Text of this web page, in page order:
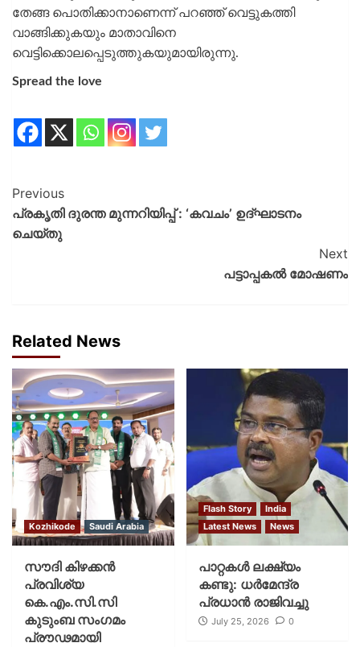
തേങ്ങ പൊതിക്കാനാണെന്ന് പറഞ്ഞ് വെട്ടുകത്തി
വാങ്ങിക്കുകയും മാതാവിനെ
വെട്ടിക്കൊലപ്പെടുത്തുകയുമായിരുന്നു.
Spread the love
Previous
പ്രകൃതി ദുരന്ത മുന്നറിയിപ്പ് : ‘കവചം’ ഉദ്ഘാടനം
ചെയ്തു
Next
പട്ടാപ്പകൽ മോഷണം
Related News
Kozhikode Saudi Arabia
സൗദി കിഴക്കന്‍
പ്രവിശ്യ
കെ.എം.സി.സി
കുടുംബ സംഗമം
പ്രൗഢമായി
Flash Story
India
Latest News
News
പാറ്റകള്‍ ലക്ഷ്യം
കണ്ടു: ധര്‍മേന്ദ്ര
പ്രധാന്‍ രാജിവച്ചു
July 25, 2026 0